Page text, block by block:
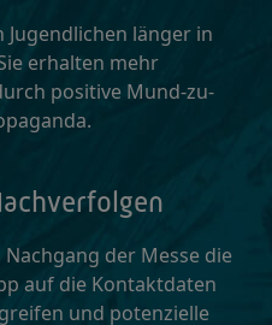
Jugendlichen länger in
erhalten mehr
positive Mund-zu-
der Messe die
auf die Kontaktdaten
und potenzielle